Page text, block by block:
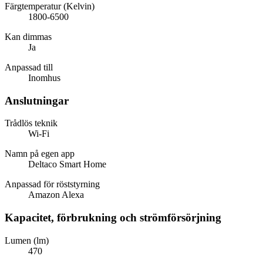
Färgtemperatur (Kelvin)
1800-6500
Kan dimmas
Ja
Anpassad till
Inomhus
Anslutningar
Trådlös teknik
Wi-Fi
Namn på egen app
Deltaco Smart Home
Anpassad för röststyrning
Amazon Alexa
Kapacitet, förbrukning och strömförsörjning
Lumen (lm)
470